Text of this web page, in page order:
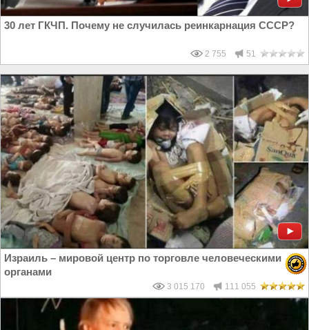
30 лет ГКЧП. Почему не случилась реинкарнация СССР?
2 755 51
Израиль – мировой центр по торговле человеческими
органами
3 015 170 111 055